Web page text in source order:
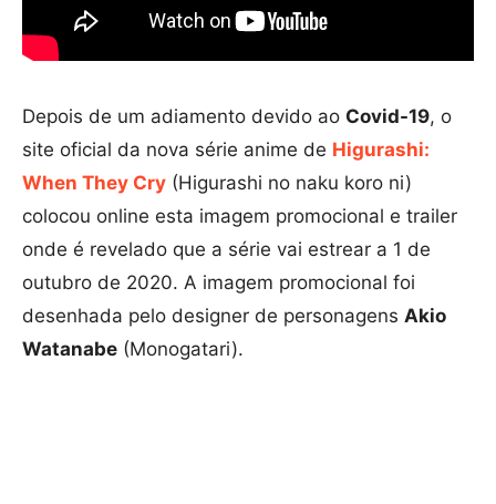
Depois de um adiamento devido ao Covid-19, o
site oficial da nova série anime de Higurashi:
When They Cry (Higurashi no naku koro ni)
colocou online esta imagem promocional e trailer
onde é revelado que a série vai estrear a 1 de
outubro de 2020. A imagem promocional foi
desenhada pelo designer de personagens Akio
Watanabe (Monogatari).